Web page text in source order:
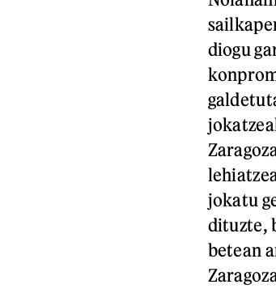
diogu
jokatu
dituzte,
betean